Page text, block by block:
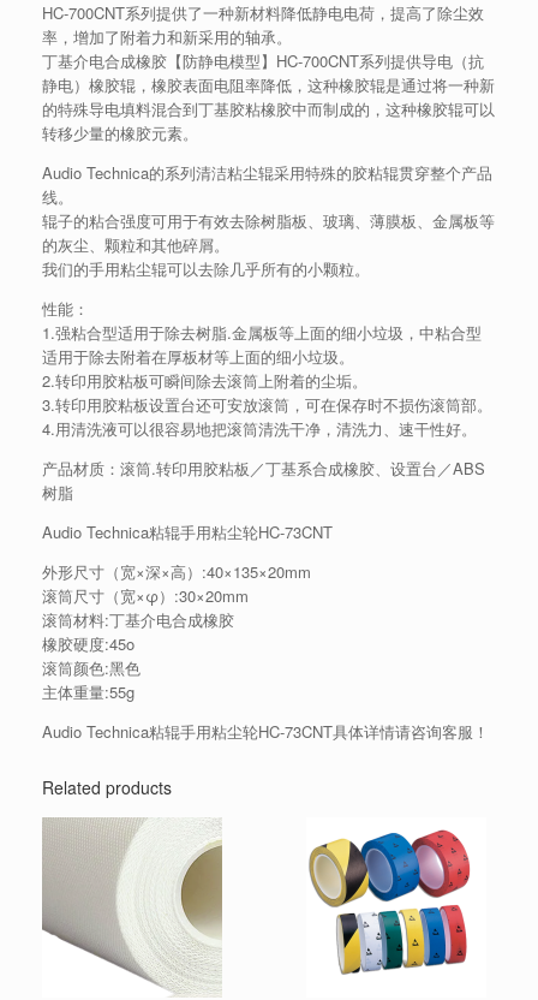
HC-700CNT系列提供了一种新材料降低静电电荷，提高了除尘效
率，增加了附着力和新采用的轴承。
丁基介电合成橡胶【防静电模型】HC-700CNT系列提供导电（抗
静电）橡胶辊，橡胶表面电阻率降低，这种橡胶辊是通过将一种新
的特殊导电填料混合到丁基胶粘橡胶中而制成的，这种橡胶辊可以
转移少量的橡胶元素。
Audio Technica的系列清洁粘尘辊采用特殊的胶粘辊贯穿整个产品
线。
辊子的粘合强度可用于有效去除树脂板、玻璃、薄膜板、金属板等
的灰尘、颗粒和其他碎屑。
我们的手用粘尘辊可以去除几乎所有的小颗粒。
性能：
1.强粘合型适用于除去树脂.金属板等上面的细小垃圾，中粘合型
适用于除去附着在厚板材等上面的细小垃圾。
2.转印用胶粘板可瞬间除去滚筒上附着的尘垢。
3.转印用胶粘板设置台还可安放滚筒，可在保存时不损伤滚筒部。
4.用清洗液可以很容易地把滚筒清洗干净，清洗力、速干性好。
产品材质：滚筒.转印用胶粘板／丁基系合成橡胶、设置台／ABS
树脂
Audio Technica粘辊手用粘尘轮HC-73CNT
外形尺寸（宽×深×高）:40×135×20mm
滚筒尺寸（宽×φ）:30×20mm
滚筒材料:丁基介电合成橡胶
橡胶硬度:45o
滚筒颜色:黑色
主体重量:55g
Audio Technica粘辊手用粘尘轮HC-73CNT具体详情请咨询客服！
Related products